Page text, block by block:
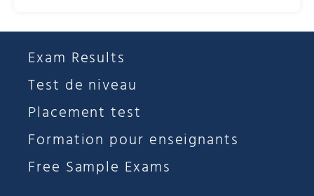
Exam Results
Test de niveau
Placement test
Formation pour enseignants
Free Sample Exams